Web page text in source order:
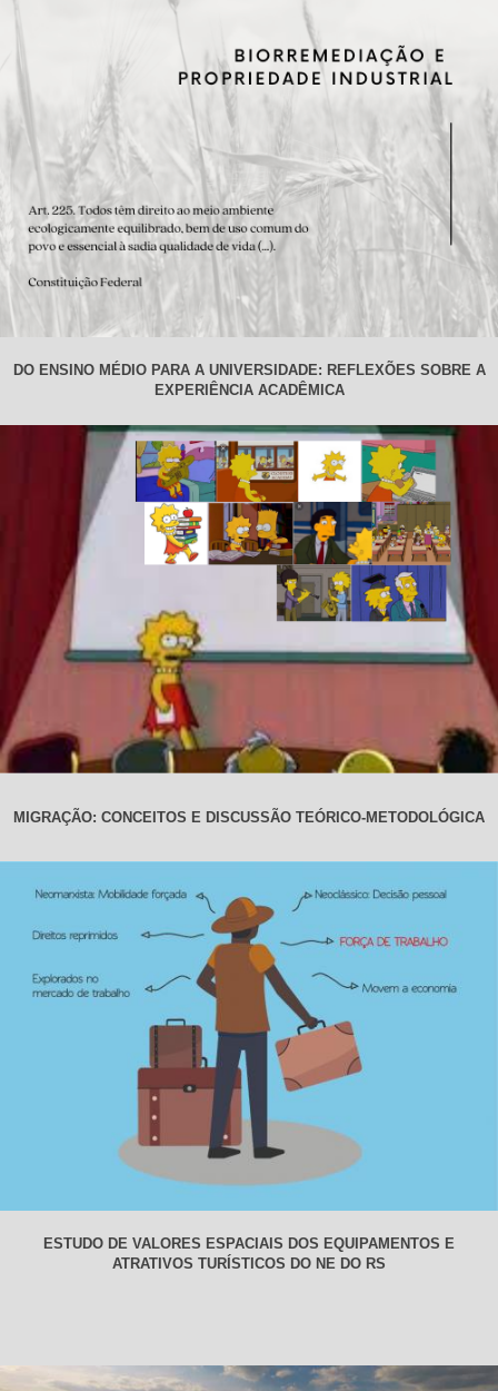
DO ENSINO MÉDIO PARA A UNIVERSIDADE: REFLEXÕES SOBRE A
EXPERIÊNCIA ACADÊMICA
MIGRAÇÃO: CONCEITOS E DISCUSSÃO TEÓRICO-METODOLÓGICA
ESTUDO DE VALORES ESPACIAIS DOS EQUIPAMENTOS E
ATRATIVOS TURÍSTICOS DO NE DO RS